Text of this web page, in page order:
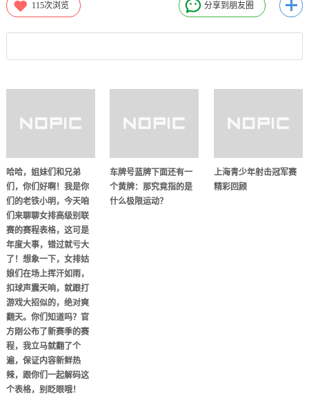
115次浏览 分享到朋友圈
哈哈，姐妹们和兄弟
们，你们好啊！我是你
们的老铁小明，今天咱
们来聊聊女排高级别联
赛的赛程表格，这可是
年度大事，错过就亏大
了！想象一下，女排姑
娘们在场上挥汗如雨，
扣球声震天响，就跟打
游戏大招似的，绝对爽
翻天。你们知道吗？官
方刚公布了新赛季的赛
程，我立马就翻了个
遍，保证内容新鲜热
辣，跟你们一起解码这
个表格，别眨眼哦！
车牌号蓝牌下面还有一
个黄牌：那究竟指的是
什么极限运动？
上海青少年射击冠军赛
精彩回顾